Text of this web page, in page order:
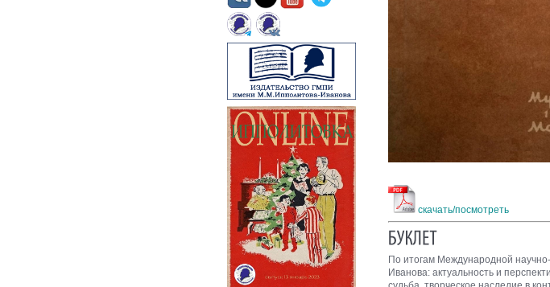
скачать/посмотреть
По итогам Международной
Иванова: актуальность и